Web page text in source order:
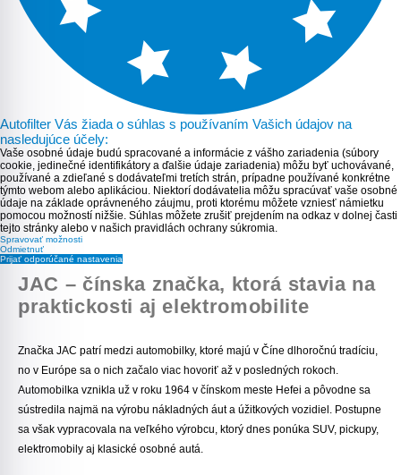
Autofilter Vás žiada o súhlas s používaním Vašich údajov na
nasledujúce účely:
Vaše osobné údaje budú spracované a informácie z vášho zariadenia (súbory
cookie, jedinečné identifikátory a ďalšie údaje zariadenia) môžu byť uchovávané,
používané a zdieľané s dodávateľmi tretích strán, prípadne používané konkrétne
týmto webom alebo aplikáciou. Niektorí dodávatelia môžu spracúvať vaše osobné
údaje na základe oprávneného záujmu, proti ktorému môžete vzniesť námietku
pomocou možností nižšie. Súhlas môžete zrušiť prejdením na odkaz v dolnej časti
tejto stránky alebo v našich pravidlách ochrany súkromia.
Spravovať možnosti
Odmietnuť
Prijať odporúčané nastavenia
JAC – čínska značka, ktorá stavia na
praktickosti aj elektromobilite
Značka JAC patrí medzi automobilky, ktoré majú v Číne dlhoročnú tradíciu,
no v Európe sa o nich začalo viac hovoriť až v posledných rokoch.
Automobilka vznikla už v roku 1964 v čínskom meste Hefei a pôvodne sa
sústredila najmä na výrobu nákladných áut a úžitkových vozidiel. Postupne
sa však vypracovala na veľkého výrobcu, ktorý dnes ponúka SUV, pickupy,
elektromobily aj klasické osobné autá.